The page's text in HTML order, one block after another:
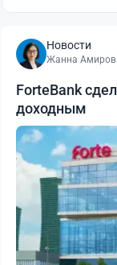
Новости
Жанна
ForteBank
доходным